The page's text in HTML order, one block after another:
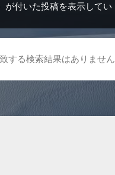
が付いた投稿を表示してい
する検索結果はありません